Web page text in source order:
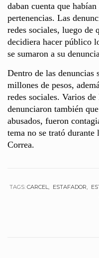
daban cuenta que
pertenencias. Las
redes sociales, luego de
decidiera hacer público
se sumaron a su
Dentro de las denuncias
millones de pesos,
redes sociales. Varios
denunciaron también
abusados, fueron
tema no se trató durante
Correa.
TAGS: CARCEL ESTAFADOR